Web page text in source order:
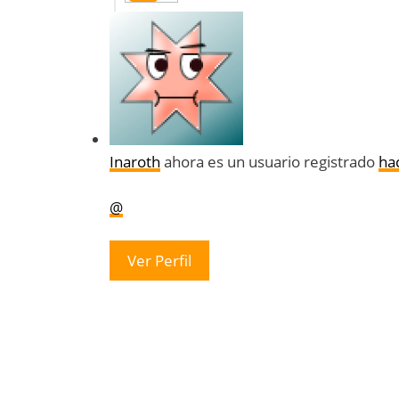
Inaroth ahora es un usuario registrado
@
Ver Perfil